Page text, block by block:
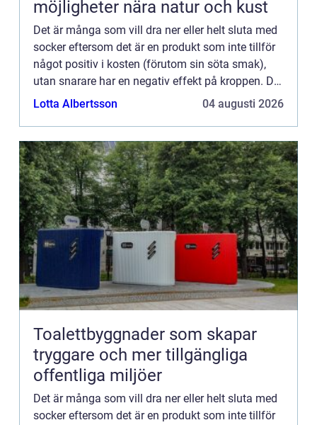
möjligheter nära natur och kust
Det är många som vill dra ner eller helt sluta med
socker eftersom det är en produkt som inte tillför
något positiv i kosten (förutom sin söta smak),
utan snarare har en negativ effekt på kroppen. Det
ä...
Lotta Albertsson 04 augusti 2026
Toalettbyggnader som skapar
tryggare och mer tillgängliga
offentliga miljöer
Det är många som vill dra ner eller helt sluta med
socker eftersom det är en produkt som inte tillför